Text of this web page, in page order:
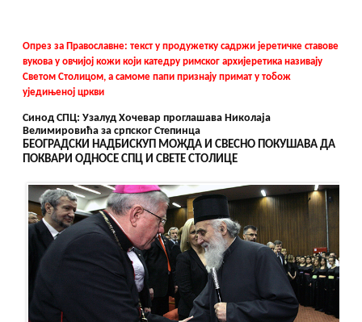
Опрез за Православне: текст у продужетку садржи јеретичке ставове
вукова у овчијој кожи који катедру римског архијеретика називају
Светом Столицом, а самоме папи признају примат у тобож
уједињеној цркви
Синод СПЦ: Узалуд Хочевар проглашава Николаја
Велимировића за српског Степинца
БЕОГРАДСКИ НАДБИСКУП МОЖДА И СВЕСНО ПОКУШАВА ДА
ПОКВАРИ ОДНОСЕ СПЦ И СВЕТЕ СТОЛИЦЕ